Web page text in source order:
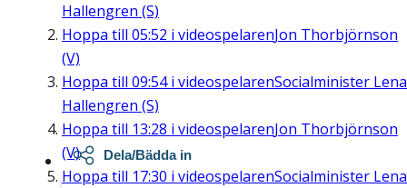
Hallengren (S)
Hoppa till 05:52 i videospelarenJon Thorbjörnson
(V)
Hoppa till 09:54i videospelarenSocialminister Lena
Hallengren (S)
Hoppa till 13:28 i videospelarenJon Thorbjörnson
(V)
Hoppa till 17:30 i videospelarenSocialminister Lena
Dela/Bädda in